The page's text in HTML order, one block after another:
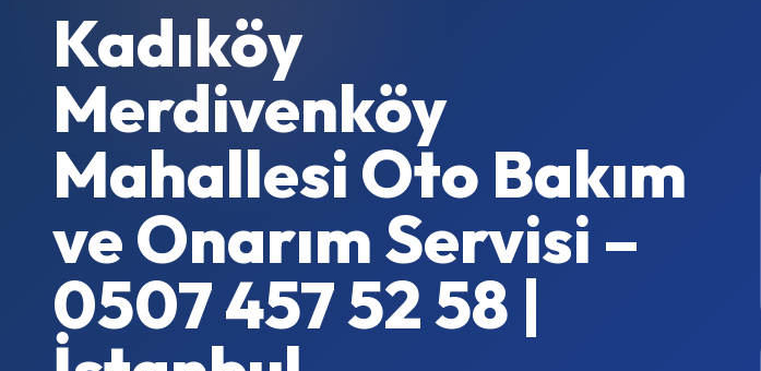
Kadıköy
Merdivenköy
Mahallesi Oto Bakım
ve Onarım Servisi –
0507 457 52 58 |